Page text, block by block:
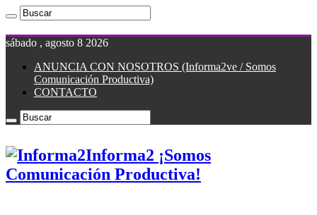
sábado , agosto 8 2026
ANUNCIA CON NOSOTROS (Informa2ve / Somos
Comunicación Productiva)
CONTACTO
Informa2 ¡Somos
Comunicación Productiva!